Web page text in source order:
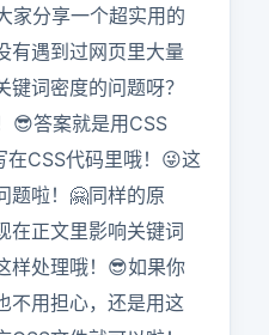
家分享一个超实用的
有遇到过网页里大量
词密度的问题呀？
😎答案就是用CSS
CSS代码里哦！😜这
题啦！🤗同样的原
在正文里影响关键词
样处理哦！😎如果你
不用担心，还是用这